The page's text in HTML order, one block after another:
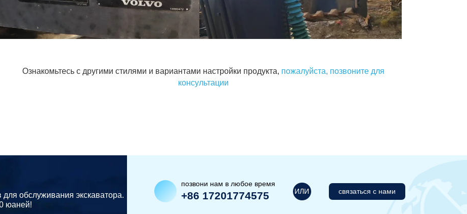
Ознакомьтесь с другими стилями и вариантами настройки продукта, пожалуйста, позвоните для
консультации
обслуживания экскаватора.
юаней!
позвони нам в любое время
+86 17201774575 ИЛИ связаться с нами